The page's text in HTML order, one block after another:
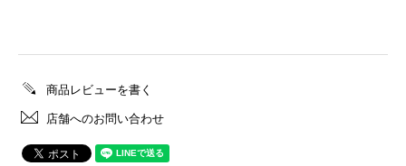
商品レビューを書く
店舗へのお問い合わせ